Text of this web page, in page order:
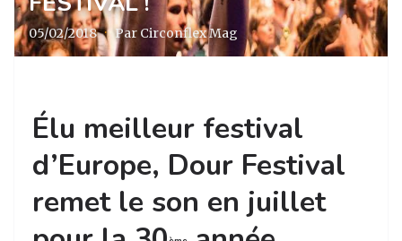
05/02/2018 · Par Circonflex Mag
Élu meilleur festival
d’Europe, Dour Festival
remet le son en juillet